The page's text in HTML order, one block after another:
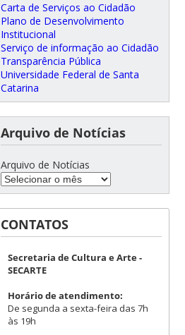
Carta de Serviços ao Cidadão
Plano de Desenvolvimento
Institucional
Serviço de informação ao Cidadão
Transparência Pública
Universidade Federal de Santa
Catarina
Arquivo de Notícias
Arquivo de Notícias
CONTATOS
Secretaria de Cultura e Arte -
SECARTE
Horário de atendimento:
De segunda a sexta-feira das 7h
às 19h